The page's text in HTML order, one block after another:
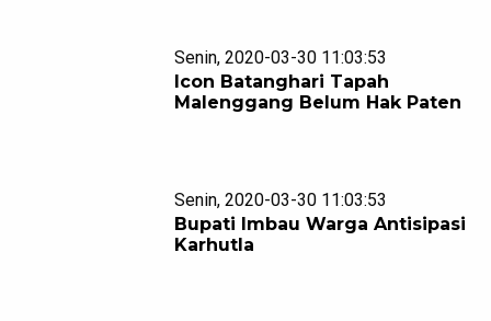
Senin, 2020-03-30 11:03:53
Icon Batanghari Tapah
Malenggang Belum Hak Paten
Senin, 2020-03-30 11:03:53
Bupati Imbau Warga Antisipasi
Karhutla